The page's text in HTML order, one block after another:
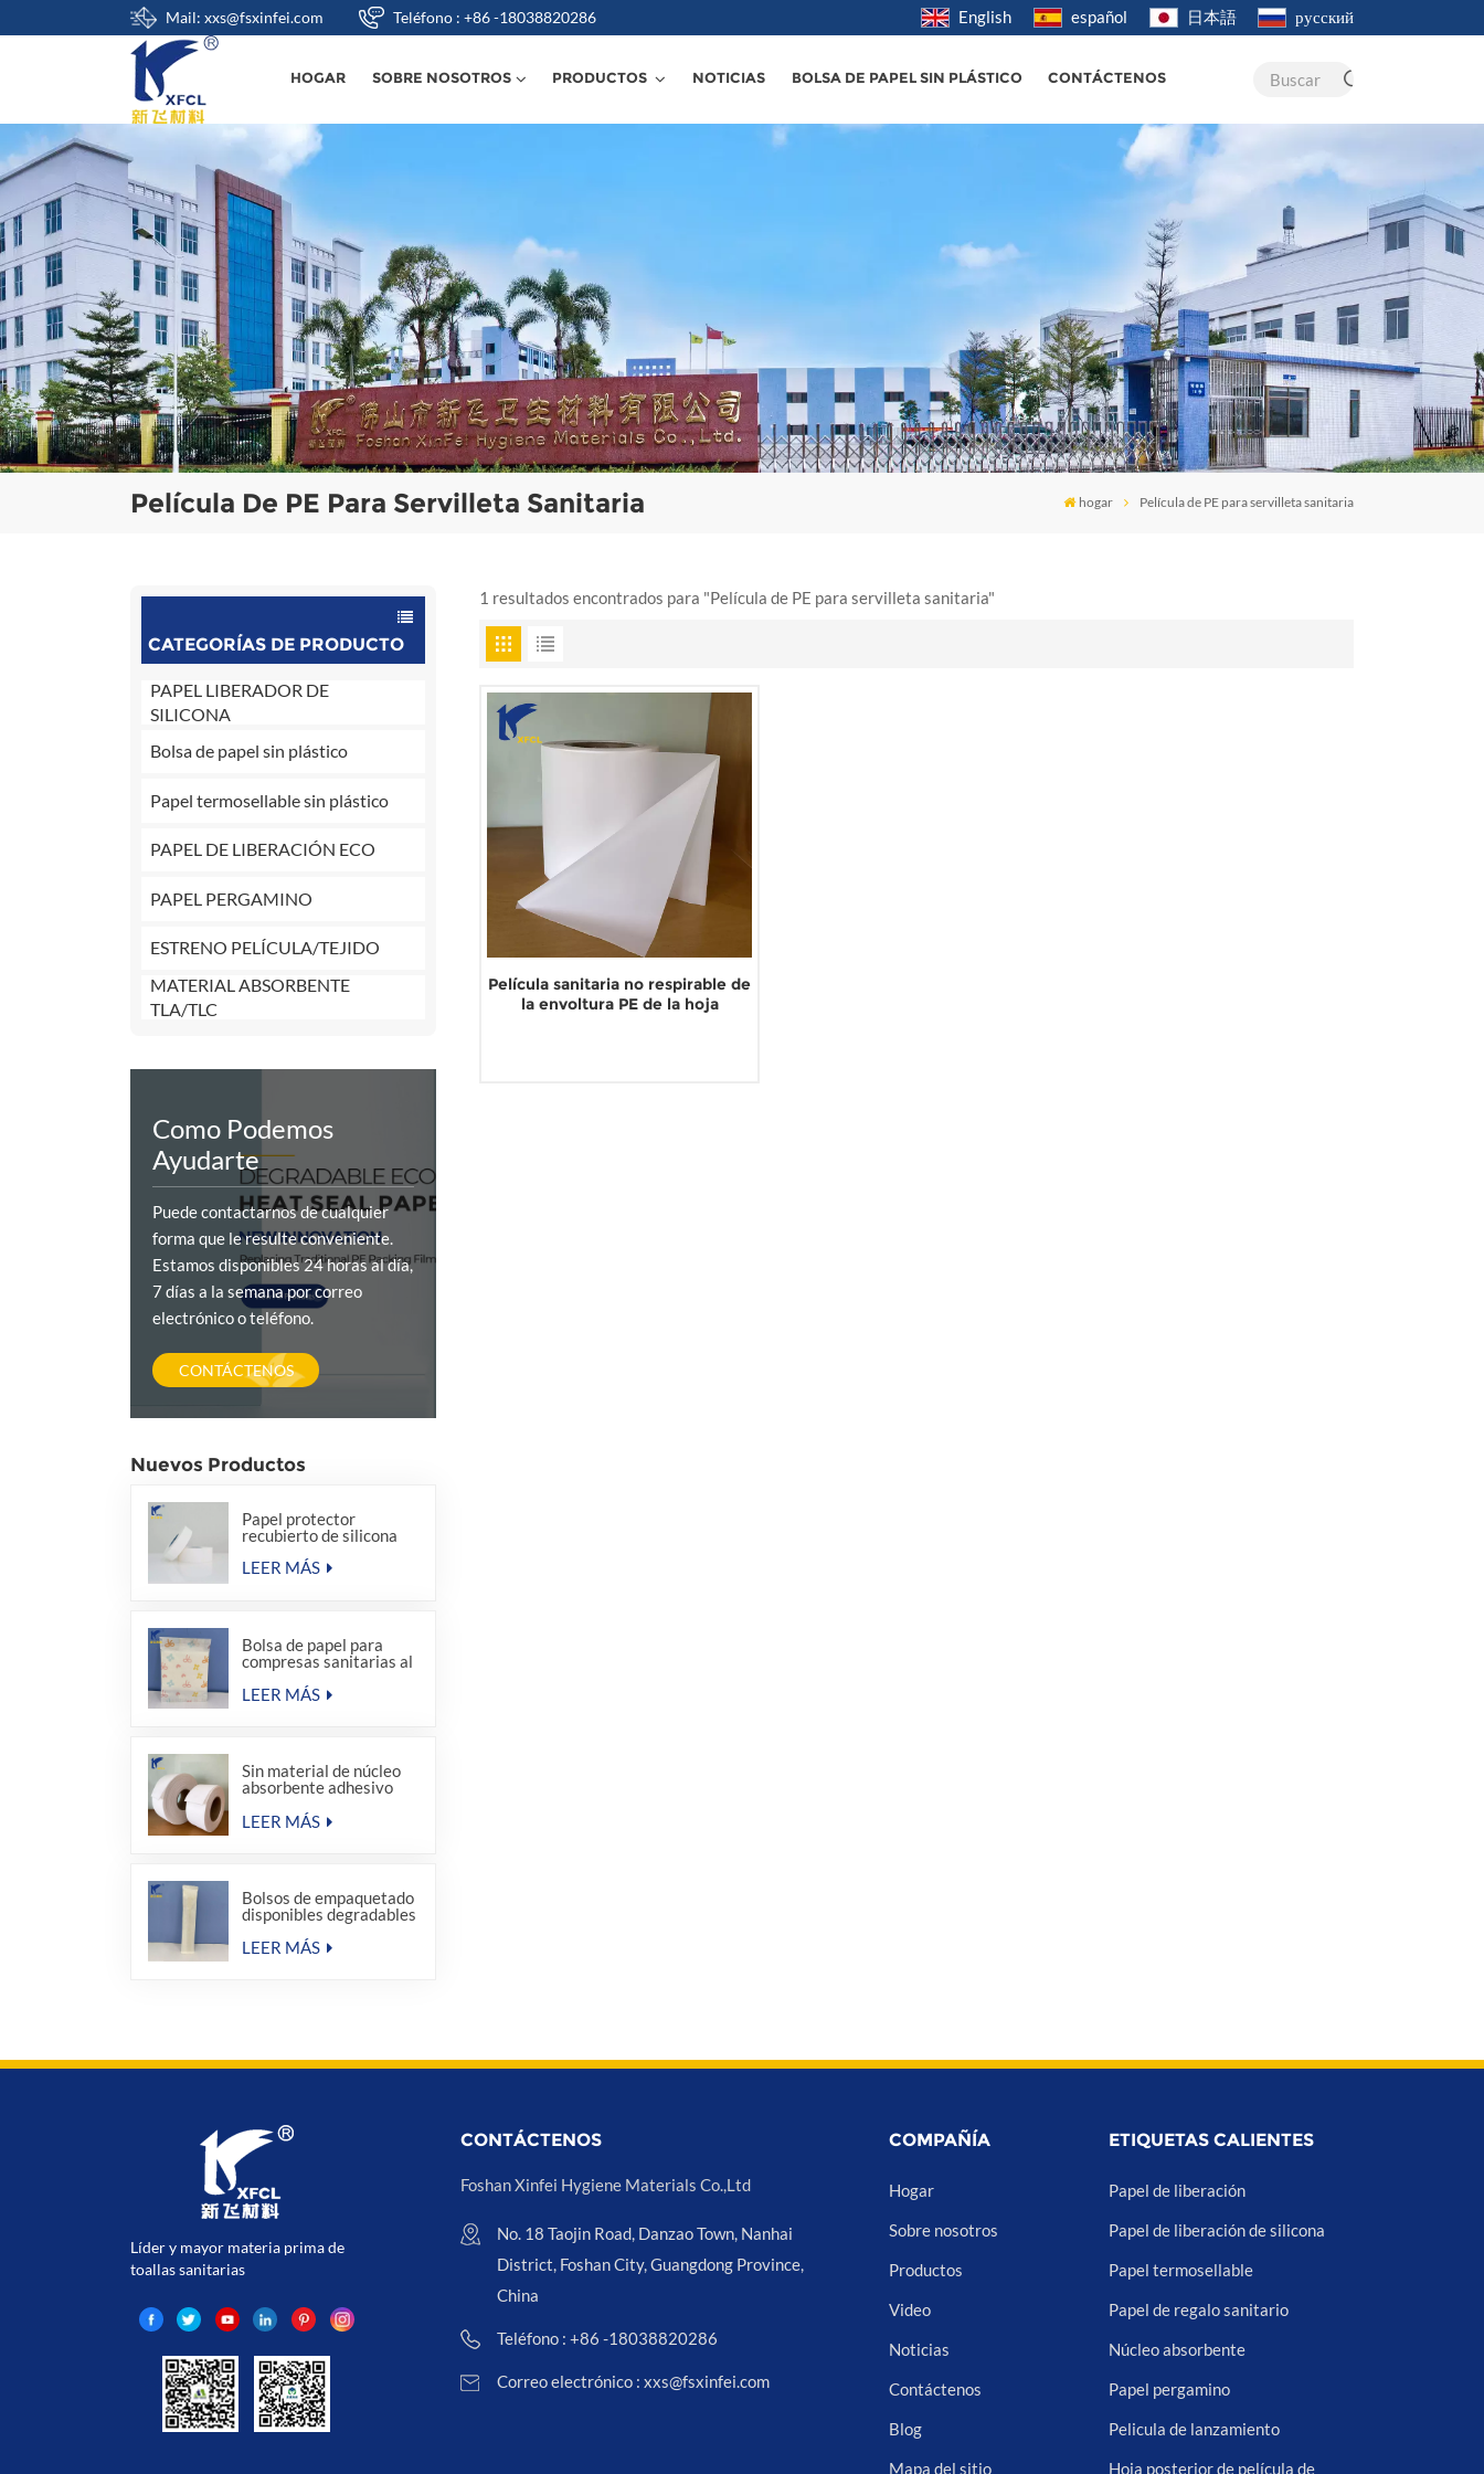
Mail: xxs@fsxinfei.com Teléfono : +86 -18038820286 English español 日本語 русский
HOGAR SOBRE NOSOTROS PRODUCTOS NOTICIAS BOLSA DE PAPEL SIN PLÁSTICO CONTÁCTENOS Buscar
Película De PE Para Servilleta Sanitaria hogar Película de PE para servilleta sanitaria
CATEGORÍAS DE PRODUCTO
PAPEL LIBERADOR DE
SILICONA
Bolsa de papel sin plástico
Papel termosellable sin plástico
PAPEL DE LIBERACIÓN ECO
PAPEL PERGAMINO
ESTRENO PELÍCULA/TEJIDO
MATERIAL ABSORBENTE
TLA/TLC
Como Podemos
Ayudarte
Puede contactarnos de cualquier
forma que le resulte conveniente.
Estamos disponibles 24 horas al día,
7 días a la semana por correo
electrónico o teléfono.
CONTÁCTENOS
Nuevos Productos
Papel protector
recubierto de silicona
LEER MÁS
Bolsa de papel para
compresas sanitarias al
por mayor de fábrica
LEER MÁS
Sin material de núcleo
absorbente adhesivo
compresas sanitarias
LEER MÁS
Bolsos de empaquetado
disponibles degradables
del sellado caliente del
equipo de amenidad del
LEER MÁS
1 resultados encontrados para "Película de PE para servilleta sanitaria"
Película sanitaria no respirable de
la envoltura PE de la hoja
Líder y mayor materia prima de
toallas sanitarias
CONTÁCTENOS
Foshan Xinfei Hygiene Materials Co.,Ltd
No. 18 Taojin Road, Danzao Town, Nanhai
District, Foshan City, Guangdong Province,
China
Teléfono : +86 -18038820286
Correo electrónico : xxs@fsxinfei.com
COMPAÑÍA
Hogar
Sobre nosotros
Productos
Video
Noticias
Contáctenos
Blog
Mapa del sitio
ETIQUETAS CALIENTES
Papel de liberación
Papel de liberación de silicona
Papel termosellable
Papel de regalo sanitario
Núcleo absorbente
Papel pergamino
Pelicula de lanzamiento
Hoja posterior de película de